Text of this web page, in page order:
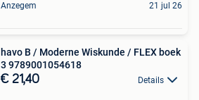
Anzegem 21 jul 26
havo B / Moderne Wiskunde / FLEX boek
3 9789001054618
€ 21,40 Details